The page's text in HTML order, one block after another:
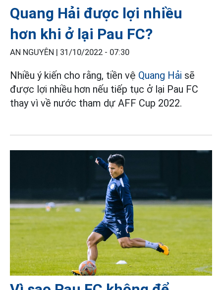
Quang Hải được lợi nhiều
hơn khi ở lại Pau FC?
AN NGUYÊN | 31/10/2022 - 07:30
Nhiều ý kiến cho rằng, tiền vệ Quang Hải sẽ
được lợi nhiều hơn nếu tiếp tục ở lại Pau FC
thay vì về nước tham dự AFF Cup 2022.